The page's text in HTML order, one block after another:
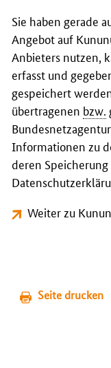
Sie haben gerade
Angebot auf
Anbieters nutzen,
erfasst und
gespeichert
übertragenen bzw.
Informationen zu
deren
Weiter zu
Seite drucken